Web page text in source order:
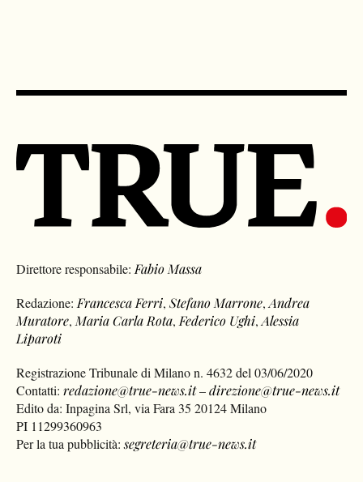
Direttore responsabile: Fabio Massa
Redazione: Francesca Ferri,Stefano Marrone,Andrea
Muratore, Maria Carla Rota, Federico Ughi,Alessia
Liparoti
Registrazione Tribunale di Milano n. 4632 del 03/06/2020
Contatti:redazione@true-news.it–direzione@true-news.it
Edito da: Inpagina Srl, via Fara 35 20124 Milano
PI 11299360963
Per la tua pubblicità:segreteria@true-news.it